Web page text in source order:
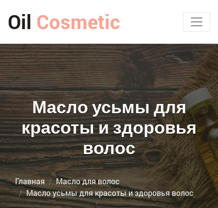
Oil Cosmetic
Масло усьмы для
красоты и здоровья
волос
Главная
Масло для волос
Масло усьмы для красоты и здоровья волос